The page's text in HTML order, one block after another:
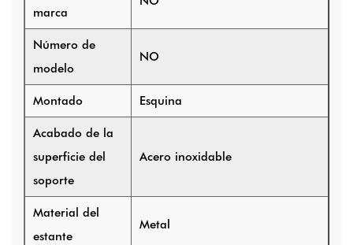
marca
Número de
modelo
NO
Montado Esquina
Acabado de la
superficie del
soporte
Acero inoxidable
Material del
estante
Metal